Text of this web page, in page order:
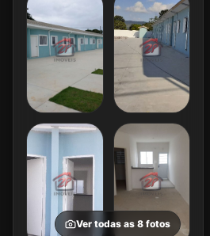
Ver todas as 8 fotos